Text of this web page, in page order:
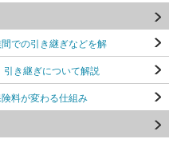
での引き継ぎなどを解
き継ぎについて解説
料が変わる仕組み